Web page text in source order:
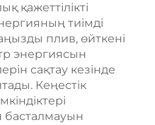
қажеттілікті
тиімді
плив, өйткені
энергиясын
сақтау кезінде
Кеңестік
басталмауын